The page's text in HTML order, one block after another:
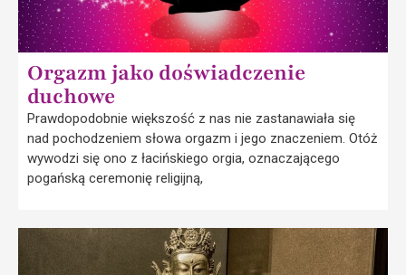
Orgazm jako doświadczenie
duchowe
Prawdopodobnie większość z nas nie zastanawiała się
nad pochodzeniem słowa orgazm i jego znaczeniem. Otóż
wywodzi się ono z łacińskiego orgia, oznaczającego
pogańską ceremonię religijną,